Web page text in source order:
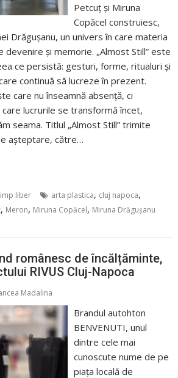
Petcuț și Miruna
Copăcel construiesc,
Drăgușanu, un univers în care materia
și memorie. „Almost Still” este
ce persistă: gesturi, forme, ritualuri și
continuă să lucreze în prezent.
care nu înseamnă absență, ci
care lucrurile se transformă încet,
seama. Titlul „Almost Still” trimite
așteptare, către…
liber arta plastica, cluj napoca,
, Meron, Miruna Copăcel, Miruna Drăgușanu
românesc de încălțăminte,
RIVUS Cluj-Napoca
Madalina
Brandul autohton
BENVENUTI, unul
dintre cele mai
cunoscute nume de pe
piața locală de